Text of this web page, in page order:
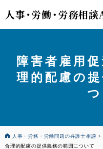
人事・労働・労務相談
障害者雇用
理的配慮の
人事・労務・労働問題の弁護士相談
合理的配慮の提供義務の範囲について